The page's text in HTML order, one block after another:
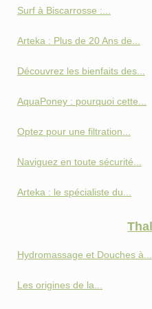
Surf à Biscarrosse :...
Arteka : Plus de 20 Ans de...
Découvrez les bienfaits des...
AquaPoney : pourquoi cette...
Optez pour une filtration...
Naviguez en toute sécurité...
Arteka : le spécialiste du...
Hydromassage et Douches à...
Les origines de la...